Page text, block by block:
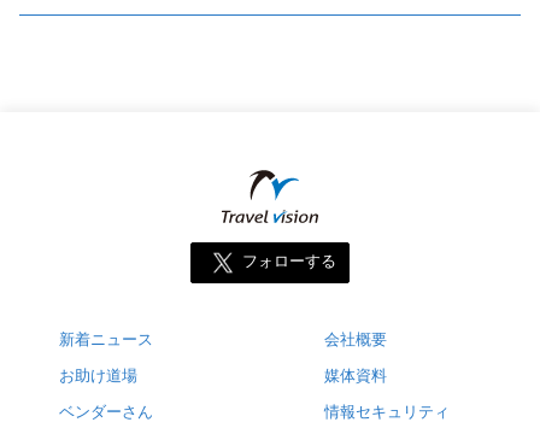
フォローする
新着ニュース
お助け道場
ベンダーさん
会社概要
媒体資料
情報セキュリティ